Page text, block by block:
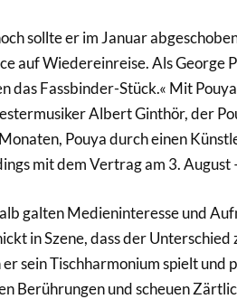
sollte er im Januar
auf Wiedereinreise. Als George
das Fassbinder-Stück.« Mit
Albert Ginthör, der
Pouya durch einen
mit dem Vertrag am 3.
galten Medieninteresse und
in Szene, dass der
sein Tischharmonium spielt und
Berührungen und scheuen